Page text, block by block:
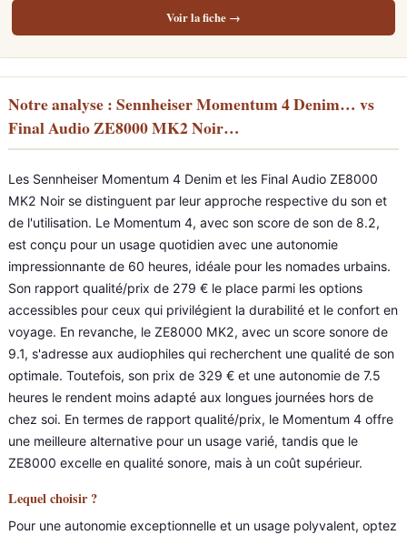
Voir la fiche →
Notre analyse : Sennheiser Momentum 4 Denim… vs
Final Audio ZE8000 MK2 Noir…
Les Sennheiser Momentum 4 Denim et les Final Audio ZE8000
MK2 Noir se distinguent par leur approche respective du son et
de l'utilisation. Le Momentum 4, avec son score de son de 8.2,
est conçu pour un usage quotidien avec une autonomie
impressionnante de 60 heures, idéale pour les nomades urbains.
Son rapport qualité/prix de 279 € le place parmi les options
accessibles pour ceux qui privilégient la durabilité et le confort en
voyage. En revanche, le ZE8000 MK2, avec un score sonore de
9.1, s'adresse aux audiophiles qui recherchent une qualité de son
optimale. Toutefois, son prix de 329 € et une autonomie de 7.5
heures le rendent moins adapté aux longues journées hors de
chez soi. En termes de rapport qualité/prix, le Momentum 4 offre
une meilleure alternative pour un usage varié, tandis que le
ZE8000 excelle en qualité sonore, mais à un coût supérieur.
Lequel choisir ?
Pour une autonomie exceptionnelle et un usage polyvalent, optez